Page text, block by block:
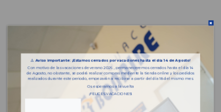
⚠️ Aviso importante: ¡Estamos cerrados por vacaciones hasta el día 14 de Agosto!
Con motivo de las vacaciones de verano 2026 , permaneceremos cerrados hasta el día 14
de Agosto, no obstante, se podrá realizar compras mediante la tienda online y los pedidos
realizados durante este periodo, empezarán a recibirse a partir del día 18 del mismo mes.
Os esperamos a la vuelta
¡FELICES VACACIONES!